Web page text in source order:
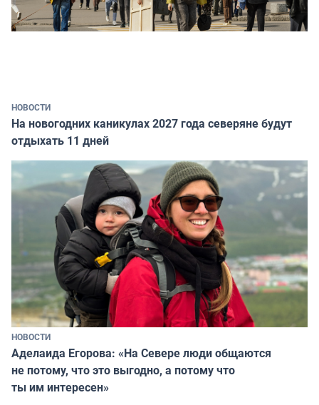
НОВОСТИ
На новогодних каникулах 2027 года северяне будут
отдыхать 11 дней
НОВОСТИ
Аделаида Егорова: «На Севере люди общаются
не потому, что это выгодно, а потому что
ты им интересен»